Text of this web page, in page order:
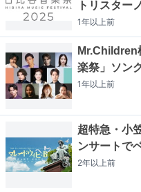
トリスター
1年以上前
Mr.Children
楽祭」ソン
1年以上前
超特急・小
ンサートで
2年以上前